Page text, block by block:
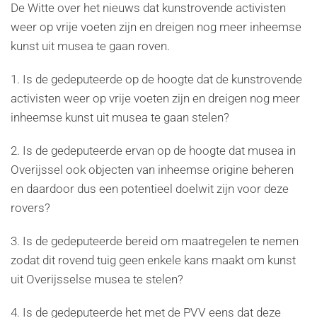
De Witte over het nieuws dat kunstrovende activisten
weer op vrije voeten zijn en dreigen nog meer inheemse
kunst uit musea te gaan roven.
1. Is de gedeputeerde op de hoogte dat de kunstrovende
activisten weer op vrije voeten zijn en dreigen nog meer
inheemse kunst uit musea te gaan stelen?
2. Is de gedeputeerde ervan op de hoogte dat musea in
Overijssel ook objecten van inheemse origine beheren
en daardoor dus een potentieel doelwit zijn voor deze
rovers?
3. Is de gedeputeerde bereid om maatregelen te nemen
zodat dit rovend tuig geen enkele kans maakt om kunst
uit Overijsselse musea te stelen?
4. Is de gedeputeerde het met de PVV eens dat deze